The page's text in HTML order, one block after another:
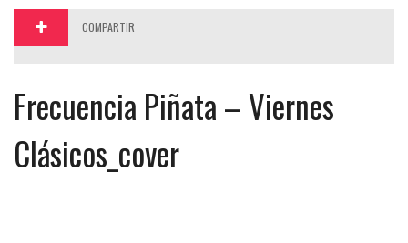
EXPOSICIONES
HISTORIAS
COMPARTIR
Frecuencia Piñata – Viernes
Clásicos_cover